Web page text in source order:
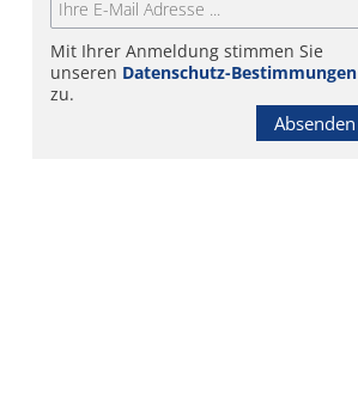
Mit Ihrer Anmeldung stimmen Sie
unseren Datenschutz-Bestimmungen
zu.
Absenden